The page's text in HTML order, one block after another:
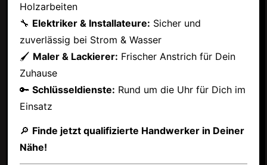
Holzarbeiten
🔧 Elektriker & Installateure: Sicher und
zuverlässig bei Strom & Wasser
🖌 Maler & Lackierer: Frischer Anstrich für Dein
Zuhause
🔑 Schlüsseldienste: Rund um die Uhr für Dich im
Einsatz
🔎 Finde jetzt qualifizierte Handwerker in Deiner
Nähe!